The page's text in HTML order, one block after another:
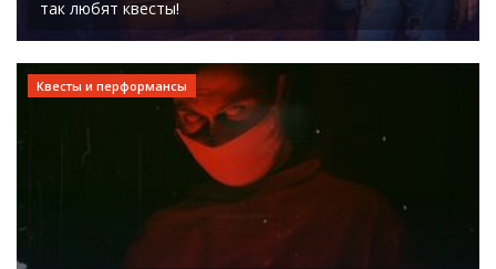
так любят квесты!
Квесты и перформансы